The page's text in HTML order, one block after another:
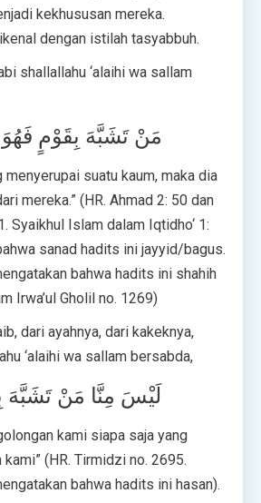
kekhususan mereka.
dengan istilah tasyabbuh.
shallallahu ‘alaihi wa sallam
مَنْ تَشَبَّهَ بِقَوْمٍ
menyerupai suatu kaum, maka dia
mereka.” (HR. Ahmad 2: 50 dan
Syaikhul Islam dalam Iqtidho‘ 1:
sanad hadits ini jayyid/bagus.
bahwa hadits ini shahih
Irwa’ul Gholil no. 1269)
dari ayahnya, dari kakeknya,
‘alaihi wa sallam bersabda,
لَيْسَ مِنَّا مَنْ تَشَبَّهَ
kami siapa saja yang
(HR. Tirmidzi no. 2695.
bahwa hadits ini hasan).